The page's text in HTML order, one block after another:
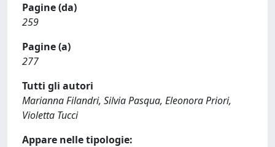
Pagine (da)
259
Pagine (a)
277
Tutti gli autori
Marianna Filandri, Silvia Pasqua, Eleonora Priori,
Violetta Tucci
Appare nelle tipologie: